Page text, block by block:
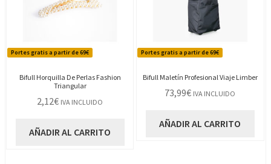
Portes gratis a partir de 69€
Bifull Horquilla De Perlas Fashion
Triangular
2,12€ IVA INCLUIDO
AÑADIR AL CARRITO
Portes gratis a partir de 69€
Bifull Maletín Profesional Viaje Limber
73,99€ IVA INCLUIDO
AÑADIR AL CARRITO